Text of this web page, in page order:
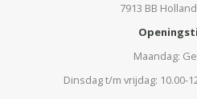
7913 BB
Maandag:
Dinsdag t/m vrijdag: 10.00-